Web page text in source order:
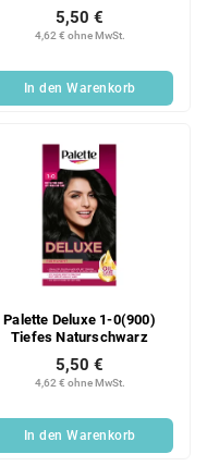
4,62 € ohne MwSt.
5,50 €
In den Warenkorb
Palette Deluxe 1-0(900)
Tiefes Naturschwarz
4,62 € ohne MwSt.
5,50 €
In den Warenkorb